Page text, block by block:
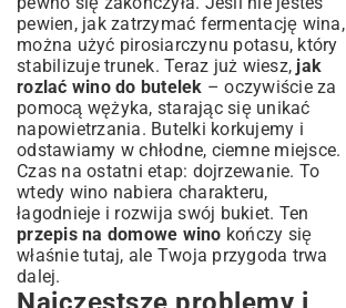
pewien, jak zatrzymać fermentację wina,
można użyć pirosiarczynu potasu, który
stabilizuje trunek. Teraz już wiesz, jak
rozlać wino do butelek – oczywiście za
pomocą wężyka, starając się unikać
napowietrzania. Butelki korkujemy i
odstawiamy w chłodne, ciemne miejsce.
Czas na ostatni etap: dojrzewanie. To
wtedy wino nabiera charakteru,
łagodnieje i rozwija swój bukiet. Ten
przepis na domowe wino kończy się
właśnie tutaj, ale Twoja przygoda trwa
dalej.